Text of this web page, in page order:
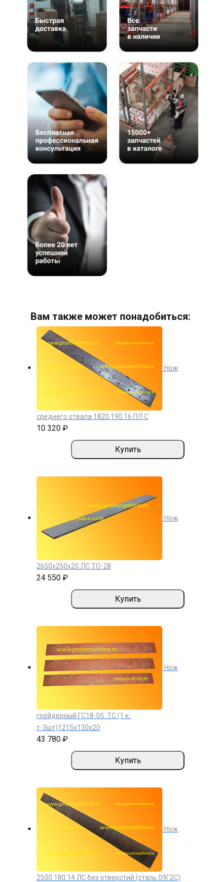
Вам также может понадобиться:
Нож
среднего отвала 1820.190.16 ПЛ С
10 320 ₽
Купить
Нож
2650х250х20 ЛС ТО-28
24 550 ₽
Купить
Нож
грейдерный ГС18-05 .ТС (1 к-
т-3шт)1215х130х20
43 780 ₽
Купить
Нож
2500.180.14 ЛС без отверстий (сталь 09Г2С)